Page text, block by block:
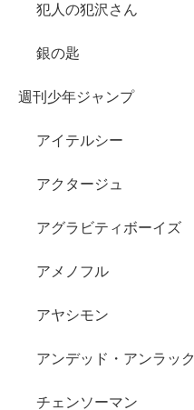
犯人の犯沢さん
銀の匙
週刊少年ジャンプ
アイテルシー
アクタージュ
アグラビティボーイズ
アメノフル
アヤシモン
アンデッド・アンラック
チェンソーマン